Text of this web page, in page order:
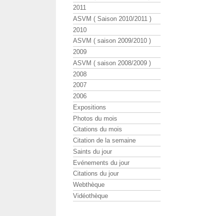
2011
ASVM ( Saison 2010/2011 )
2010
ASVM ( saison 2009/2010 )
2009
ASVM ( saison 2008/2009 )
2008
2007
2006
Expositions
Photos du mois
Citations du mois
Citation de la semaine
Saints du jour
Evénements du jour
Citations du jour
Webthèque
Vidéothèque